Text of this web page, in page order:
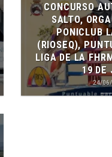
CONCURSO
SALTO,
PONICLUB
(RIOSEQ),
LIGA DE LA
19 DE
24/